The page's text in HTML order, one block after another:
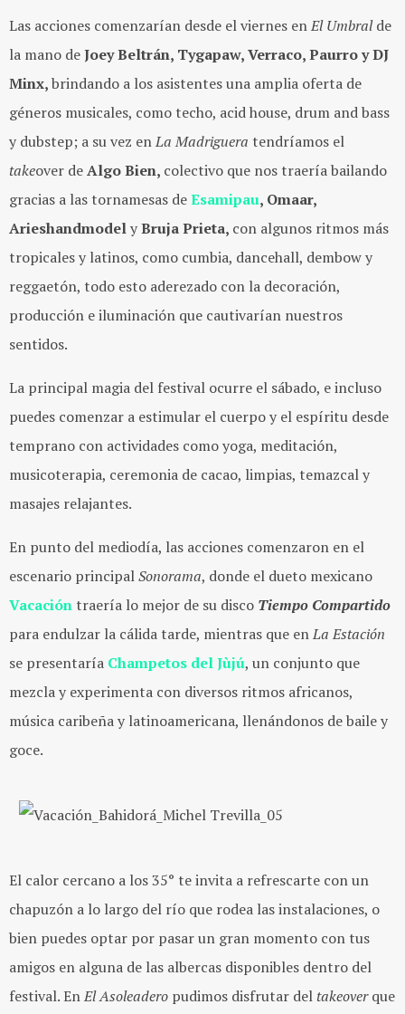
Las acciones comenzarían desde el viernes enEl Umbralde
la mano deJoey Beltrán, Tygapaw, Verraco, Paurro y DJ
Minx,brindando a los asistentes una amplia oferta de
géneros musicales, como techo, acid house, drum and bass
y dubstep; a su vez enLa Madriguera tendríamos el
takeover deAlgo Bien, colectivo que nos traería bailando
gracias a las tornamesas deEsamipau, Omaar,
ArieshandmodelyBruja Prieta, con algunos ritmos más
tropicales y latinos, como cumbia, dancehall, dembow y
reggaetón, todo esto aderezado con la decoración,
producción e iluminación que cautivarían nuestros
sentidos.
La principal magia del festival ocurre el sábado, e incluso
puedes comenzar a estimular el cuerpo y el espíritu desde
temprano con actividades como yoga, meditación,
musicoterapia, ceremonia de cacao, limpias, temazcal y
masajes relajantes.
En punto del mediodía, las acciones comenzaron en el
escenario principalSonorama, donde el dueto mexicano
Vacación traería lo mejor de su disco Tiempo Compartido
para endulzar la cálida tarde, mientras que enLa Estación
se presentaría Champetos del Jùjú, un conjunto que
mezcla y experimenta con diversos ritmos africanos,
música caribeña y latinoamericana, llenándonos de baile y
goce.
El calor cercano a los 35° te invita a refrescarte con un
chapuzón a lo largo del río que rodea las instalaciones, o
bien puedes optar por pasar un gran momento con tus
amigos en alguna de las albercas disponibles dentro del
festival. EnEl Asoleadero pudimos disfrutar del takeoverque